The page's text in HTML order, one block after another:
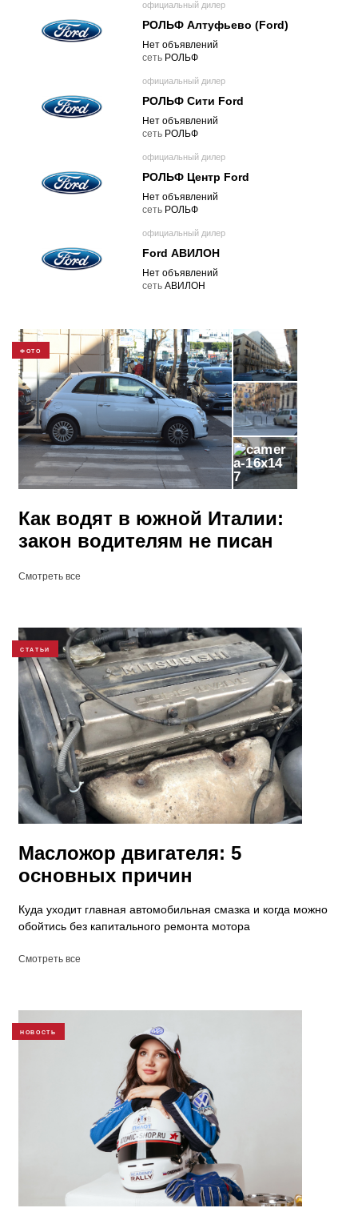
официальный дилер
РОЛЬФ Алтуфьево (Ford)
Нет объявлений
cеть РОЛЬФ
официальный дилер
РОЛЬФ Сити Ford
Нет объявлений
cеть РОЛЬФ
официальный дилер
РОЛЬФ Центр Ford
Нет объявлений
cеть РОЛЬФ
официальный дилер
Ford АВИЛОН
Нет объявлений
cеть АВИЛОН
ФОТО
7
Как водят в южной Италии:
закон водителям не писан
Смотреть все
СТАТЬИ
Масложор двигателя: 5
основных причин
Куда уходит главная автомобильная смазка и когда можно
обойтись без капитального ремонта мотора
Смотреть все
НОВОСТЬ